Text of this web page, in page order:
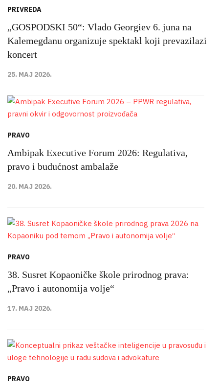
PRIVREDA
„GOSPODSKI 50“: Vlado Georgiev 6. juna na
Kalemegdanu organizuje spektakl koji prevazilazi
koncert
25. MAJ 2026.
PRAVO
Ambipak Executive Forum 2026: Regulativa,
pravo i budućnost ambalaže
20. MAJ 2026.
PRAVO
38. Susret Kopaoničke škole prirodnog prava:
„Pravo i autonomija volje“
17. MAJ 2026.
PRAVO